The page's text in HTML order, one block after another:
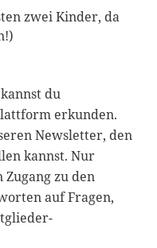
zwei Kinder, da
du
erkunden.
Newsletter, den
kannst. Nur
zu den
auf Fragen,